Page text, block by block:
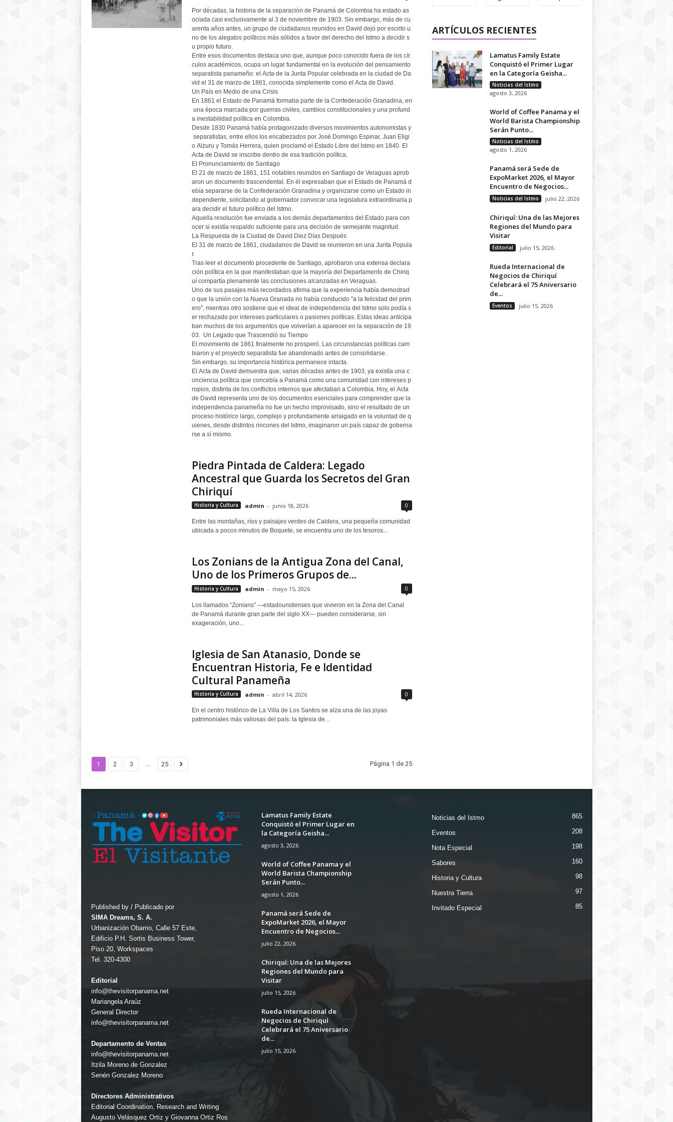
Por décadas, la historia de la separación de Panamá de Colombia ha estado as
ociada casi exclusivamente al 3 de noviembre de 1903. Sin embargo, más de cu
arenta años antes, un grupo de ciudadanos reunidos en David dejó por escrito u
no de los alegatos políticos más sólidos a favor del derecho del Istmo a decidir s
u propio futuro.
Entre esos documentos destaca uno que, aunque poco conocido fuera de los cír
culos académicos, ocupa un lugar fundamental en la evolución del pensamiento
separatista panameño: el Acta de la Junta Popular celebrada en la ciudad de Da
vid el 31 de marzo de 1861, conocida simplemente como el Acta de David.
Un País en Medio de una Crisis
En 1861 el Estado de Panamá formaba parte de la Confederación Granadina, en
una época marcada por guerras civiles, cambios constitucionales y una profund
a inestabilidad política en Colombia.
Desde 1830 Panamá había protagonizado diversos movimientos autonomistas y
separatistas, entre ellos los encabezados por José Domingo Espinar, Juan Eligi
o Alzuru y Tomás Herrera, quien proclamó el Estado Libre del Istmo en 1840. El
Acta de David se inscribe dentro de esa tradición política.
El Pronunciamiento de Santiago
El 21 de marzo de 1861, 151 notables reunidos en Santiago de Veraguas aprob
aron un documento trascendental. En él expresaban que el Estado de Panamá d
ebía separarse de la Confederación Granadina y organizarse como un Estado in
dependiente, solicitando al gobernador convocar una legislatura extraordinaria p
ara decidir el futuro político del Istmo.
Aquella resolución fue enviada a los demás departamentos del Estado para con
ocer si existía respaldo suficiente para una decisión de semejante magnitud.
La Respuesta de la Ciudad de David Diez Días Después
El 31 de marzo de 1861, ciudadanos de David se reunieron en una Junta Popula
r.
Tras leer el documento procedente de Santiago, aprobaron una extensa declara
ción política en la que manifestaban que la mayoría del Departamento de Chiriq
uí compartía plenamente las conclusiones alcanzadas en Veraguas.
Uno de sus pasajes más recordados afirma que la experiencia había demostrad
o que la unión con la Nueva Granada no había conducido "a la felicidad del prim
ero", mientras otro sostiene que el ideal de independencia del Istmo solo podía s
er rechazado por intereses particulares o pasiones políticas. Estas ideas anticipa
ban muchos de los argumentos que volverían a aparecer en la separación de 19
03. Un Legado que Trascendió su Tiempo
El movimiento de 1861 finalmente no prosperó. Las circunstancias políticas cam
biaron y el proyecto separatista fue abandonado antes de consolidarse.
Sin embargo, su importancia histórica permanece intacta.
El Acta de David demuestra que, varias décadas antes de 1903, ya existía una c
onciencia política que concebía a Panamá como una comunidad con intereses p
ropios, distinta de los conflictos internos que afectaban a Colombia. Hoy, el Acta
de David representa uno de los documentos esenciales para comprender que la
independencia panameña no fue un hecho improvisado, sino el resultado de un
proceso histórico largo, complejo y profundamente arraigado en la voluntad de q
uienes, desde distintos rincones del Istmo, imaginaron un país capaz de goberna
rse a sí mismo.
Piedra Pintada de Caldera: Legado
Ancestral que Guarda los Secretos del Gran
Chiriquí
Historia y Cultura admin - junio 18, 2026 0
Entre las montañas, ríos y paisajes verdes de Caldera, una pequeña comunidad
ubicada a pocos minutos de Boquete, se encuentra uno de los tesoros...
Los Zonians de la Antigua Zona del Canal,
Uno de los Primeros Grupos de...
Historia y Cultura admin - mayo 15, 2026 0
Los llamados “Zonians” —estadounidenses que vivieron en la Zona del Canal
de Panamá durante gran parte del siglo XX— pueden considerarse, sin
exageración, uno...
Iglesia de San Atanasio, Donde se
Encuentran Historia, Fe e Identidad
Cultural Panameña
Historia y Cultura admin - abril 14, 2026 0
En el centro histórico de La Villa de Los Santos se alza una de las joyas
patrimoniales más valiosas del país: la Iglesia de...
1 2 3 ... 25 Página 1 de 25
ARTÍCULOS RECIENTES
Lamatus Family Estate
Conquistó el Primer Lugar
en la Categoría Geisha...
Noticias del Istmo
agosto 3, 2026
World of Coffee Panama y el
World Barista Championship
Serán Punto...
Noticias del Istmo
agosto 1, 2026
Panamá será Sede de
ExpoMarket 2026, el Mayor
Encuentro de Negocios...
Noticias del Istmo julio 22, 2026
Chiriquí: Una de las Mejores
Regiones del Mundo para
Visitar
Editorial julio 15, 2026
Rueda Internacional de
Negocios de Chiriquí
Celebrará el 75 Aniversario
de...
Eventos julio 15, 2026
Published by / Publicado por
SIMA Dreams, S. A.
Urbanización Obarrio, Calle 57 Este,
Edificio P.H. Sortis Business Tower,
Piso 20, Workspaces
Tel. 320-4300
Editorial
info@thevisitorpanama.net
Mariangela Araúz
General Director
info@thevisitorpanama.net
Departamento de Ventas
info@thevisitorpanama.net
Itzila Moreno de Gonzalez
Senén Gonzalez Moreno
Directores Administrativos
Editorial Coordination, Research and Writing
Augusto Velásquez Ortiz y Giovanna Ortiz Ros
Lamatus Family Estate
Conquistó el Primer Lugar en
la Categoría Geisha...
agosto 3, 2026
World of Coffee Panama y el
World Barista Championship
Serán Punto...
agosto 1, 2026
Panamá será Sede de
ExpoMarket 2026, el Mayor
Encuentro de Negocios...
julio 22, 2026
Chiriquí: Una de las Mejores
Regiones del Mundo para
Visitar
julio 15, 2026
Rueda Internacional de
Negocios de Chiriquí
Celebrará el 75 Aniversario
de...
julio 15, 2026
Noticias del Istmo 865
Eventos 208
Nota Especial 198
Sabores 160
Historia y Cultura 98
Nuestra Tierra 97
Invitado Especial 85